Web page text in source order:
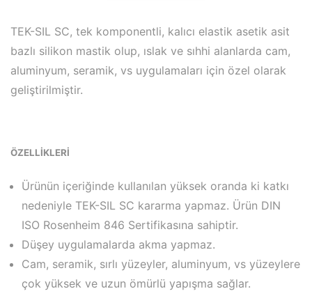
TEK-SIL SC, tek komponentli, kalıcı elastik asetik asit
bazlı silikon mastik olup, ıslak ve sıhhi alanlarda cam,
aluminyum, seramik, vs uygulamaları için özel olarak
geliştirilmiştir.
ÖZELLİKLERİ
Ürünün içeriğinde kullanılan yüksek oranda ki katkı
nedeniyle TEK-SIL SC kararma yapmaz. Ürün DIN
ISO Rosenheim 846 Sertifikasına sahiptir.
Düşey uygulamalarda akma yapmaz.
Cam, seramik, sırlı yüzeyler, aluminyum, vs yüzeylere
çok yüksek ve uzun ömürlü yapışma sağlar.